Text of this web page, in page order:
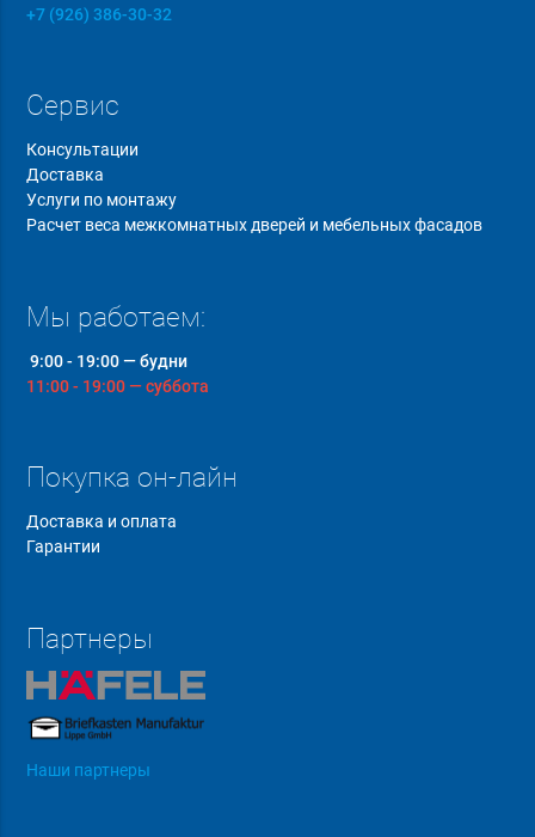
+7 (926) 386-30-32
Сервис
Консультации
Доставка
Услуги по монтажу
Расчет веса межкомнатных дверей и мебельных фасадов
Мы работаем:
9:00 - 19:00 — будни
11:00 - 19:00 — суббота
Покупка он-лайн
Доставка и оплата
Гарантии
Партнеры
Наши партнеры